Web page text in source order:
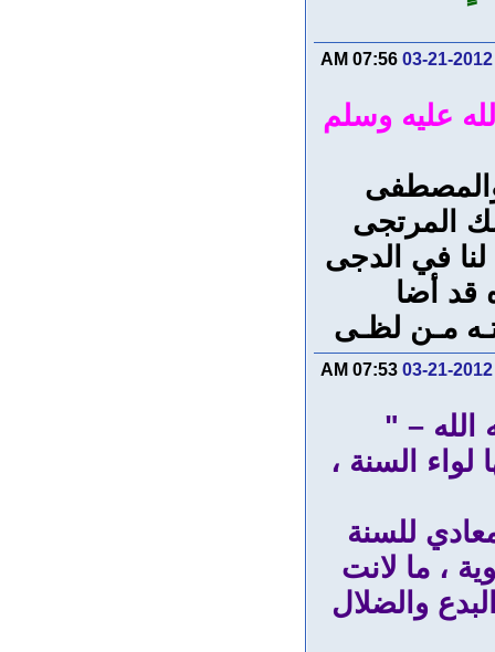
03-21-2012
07:56 AM
عليه وسلم
والمصطفى
المرتجى
في الدجى
قد أضا
مـن لظـى
03-21-2012
07:53 AM
الله – "
السنة ،
للسنة
، ما لانت
والضلال